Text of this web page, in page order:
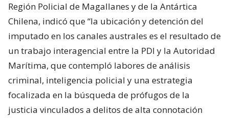
Región Policial de Magallanes y de la Antártica
Chilena, indicó que “la ubicación y detención del
imputado en los canales australes es el resultado de
un trabajo interagencial entre la PDI y la Autoridad
Marítima, que contempló labores de análisis
criminal, inteligencia policial y una estrategia
focalizada en la búsqueda de prófugos de la
justicia vinculados a delitos de alta connotación